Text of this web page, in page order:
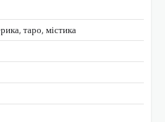
таро, містика